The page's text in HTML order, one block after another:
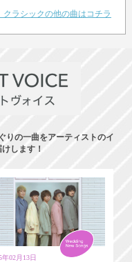
ラシックの他の曲はコチラ
りの一曲をアーティストのイ
します！
年02月13日